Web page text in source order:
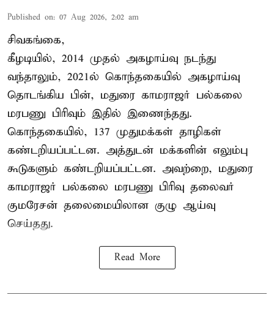
Published on: 07 Aug 2026, 2:02 am
சிவகங்கை,
கீழடியில், 2014 முதல் அகழாய்வு நடந்து
வந்தாலும், 2021ல் கொந்தகையில் அகழாய்வு
தொடங்கிய பின், மதுரை காமராஜர் பல்கலை
மரபணு பிரிவும் இதில் இணைந்தது.
கொந்தகையில், 137 முதுமக்கள் தாழிகள்
கண்டறியப்பட்டன. அத்துடன் மக்களின் எலும்பு
கூடுகளும் கண்டறியப்பட்டன. அவற்றை, மதுரை
காமராஜர் பல்கலை மரபணு பிரிவு தலைவர்
குமரேசன் தலைமையிலான குழு ஆய்வு
செய்தது.
Read More